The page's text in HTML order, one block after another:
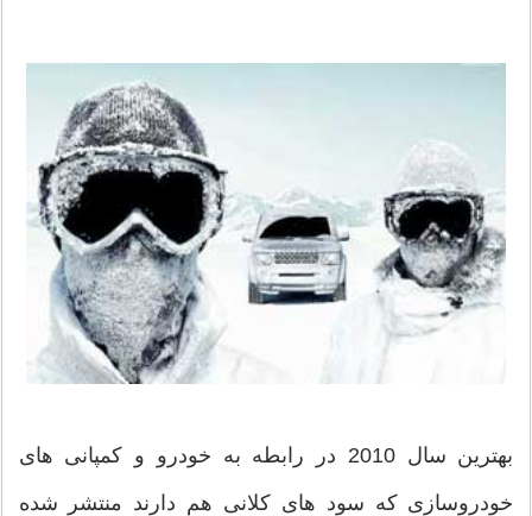
بهترین سال 2010 در رابطه به خودرو و کمپانی های
خودروسازی که سود های کلانی هم دارند منتشر شده